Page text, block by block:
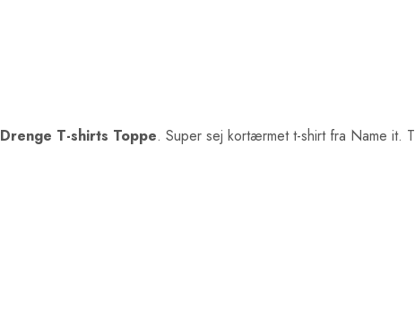
Drenge T-shirts Toppe. Super sej kortærmet t-shirt fra Name it.